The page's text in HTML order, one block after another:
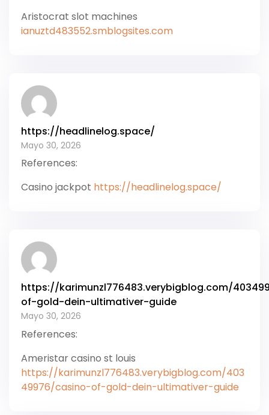
Aristocrat slot machines
ianuztd483552.smblogsites.com
https://headlinelog.space/
Mayo 30, 2026
References:
Casino jackpot https://headlinelog.space/
https://karimunzl776483.verybigblog.com/
of-gold-dein-ultimativer-guide
Mayo 30, 2026
References:
Ameristar casino st louis
https://karimunzl776483.verybigblog.com/403
49976/casino-of-gold-dein-ultimativer-guide